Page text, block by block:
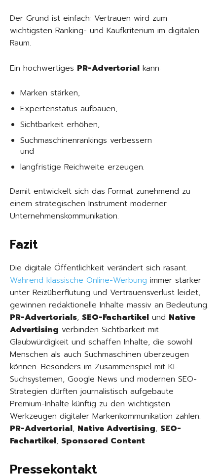
Der Grund ist einfach: Vertrauen wird zum
wichtigsten Ranking- und Kaufkriterium im digitalen
Raum.
Ein hochwertiges PR-Advertorial kann:
Marken stärken,
Expertenstatus aufbauen,
Sichtbarkeit erhöhen,
Suchmaschinenrankings verbessern
und
langfristige Reichweite erzeugen.
Damit entwickelt sich das Format zunehmend zu
einem strategischen Instrument moderner
Unternehmenskommunikation.
Fazit
Die digitale Öffentlichkeit verändert sich rasant.
Während klassische Online-Werbung immer stärker
unter Reizüberflutung und Vertrauensverlust leidet,
gewinnen redaktionelle Inhalte massiv an Bedeutung.
PR-Advertorials, SEO-Fachartikel und Native
Advertising verbinden Sichtbarkeit mit
Glaubwürdigkeit und schaffen Inhalte, die sowohl
Menschen als auch Suchmaschinen überzeugen
können. Besonders im Zusammenspiel mit KI-
Suchsystemen, Google News und modernen SEO-
Strategien dürften journalistisch aufgebaute
Premium-Inhalte künftig zu den wichtigsten
Werkzeugen digitaler Markenkommunikation zählen.
PR-Advertorial, Native Advertising, SEO-
Fachartikel, Sponsored Content
Pressekontakt